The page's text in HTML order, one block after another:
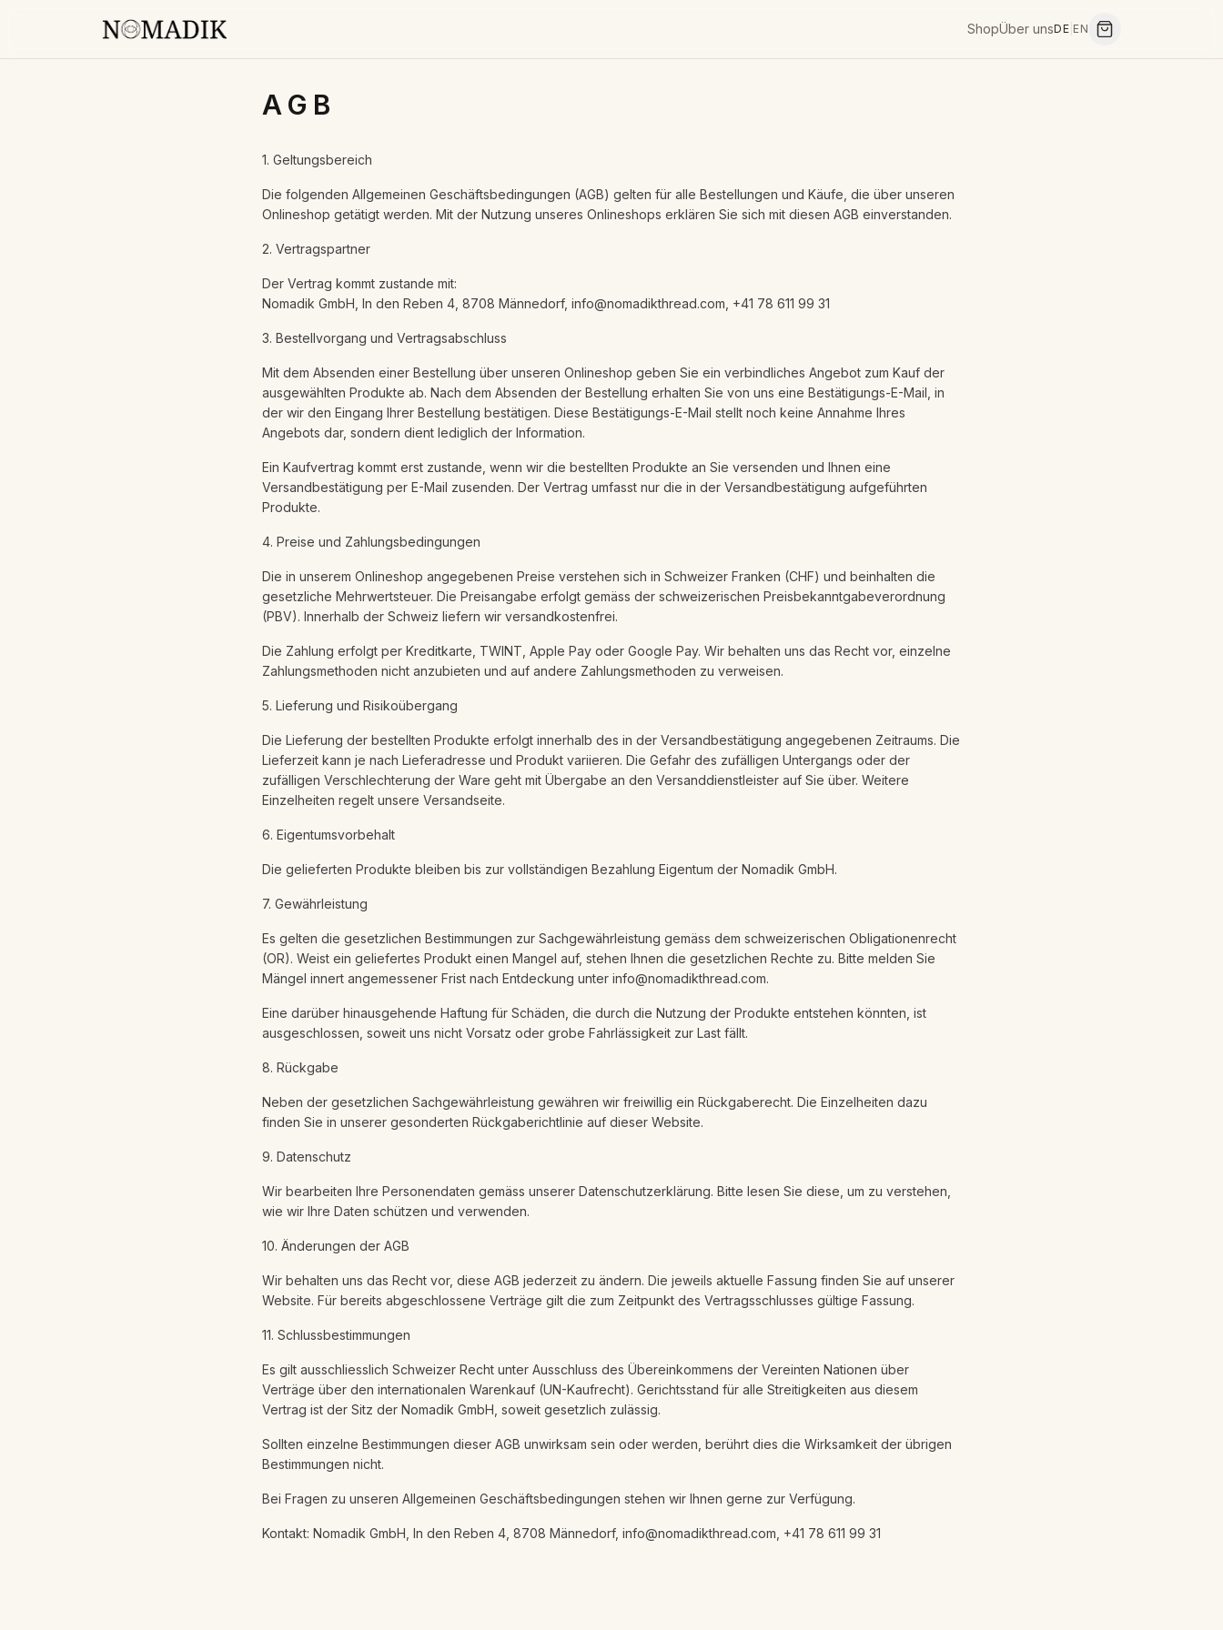
ShopÜber unsDE EN
AGB
1. Geltungsbereich
Die folgenden Allgemeinen Geschäftsbedingungen (AGB) gelten für alle Bestellungen und Käufe, die über unseren
Onlineshop getätigt werden. Mit der Nutzung unseres Onlineshops erklären Sie sich mit diesen AGB einverstanden.
2. Vertragspartner
Der Vertrag kommt zustande mit:
Nomadik GmbH, In den Reben 4, 8708 Männedorf, info@nomadikthread.com, +41 78 611 99 31
3. Bestellvorgang und Vertragsabschluss
Mit dem Absenden einer Bestellung über unseren Onlineshop geben Sie ein verbindliches Angebot zum Kauf der
ausgewählten Produkte ab. Nach dem Absenden der Bestellung erhalten Sie von uns eine Bestätigungs-E-Mail, in
der wir den Eingang Ihrer Bestellung bestätigen. Diese Bestätigungs-E-Mail stellt noch keine Annahme Ihres
Angebots dar, sondern dient lediglich der Information.
Ein Kaufvertrag kommt erst zustande, wenn wir die bestellten Produkte an Sie versenden und Ihnen eine
Versandbestätigung per E-Mail zusenden. Der Vertrag umfasst nur die in der Versandbestätigung aufgeführten
Produkte.
4. Preise und Zahlungsbedingungen
Die in unserem Onlineshop angegebenen Preise verstehen sich in Schweizer Franken (CHF) und beinhalten die
gesetzliche Mehrwertsteuer. Die Preisangabe erfolgt gemäss der schweizerischen Preisbekanntgabeverordnung
(PBV). Innerhalb der Schweiz liefern wir versandkostenfrei.
Die Zahlung erfolgt per Kreditkarte, TWINT, Apple Pay oder Google Pay. Wir behalten uns das Recht vor, einzelne
Zahlungsmethoden nicht anzubieten und auf andere Zahlungsmethoden zu verweisen.
5. Lieferung und Risikoübergang
Die Lieferung der bestellten Produkte erfolgt innerhalb des in der Versandbestätigung angegebenen Zeitraums. Die
Lieferzeit kann je nach Lieferadresse und Produkt variieren. Die Gefahr des zufälligen Untergangs oder der
zufälligen Verschlechterung der Ware geht mit Übergabe an den Versanddienstleister auf Sie über. Weitere
Einzelheiten regelt unsere Versandseite.
6. Eigentumsvorbehalt
Die gelieferten Produkte bleiben bis zur vollständigen Bezahlung Eigentum der Nomadik GmbH.
7. Gewährleistung
Es gelten die gesetzlichen Bestimmungen zur Sachgewährleistung gemäss dem schweizerischen Obligationenrecht
(OR). Weist ein geliefertes Produkt einen Mangel auf, stehen Ihnen die gesetzlichen Rechte zu. Bitte melden Sie
Mängel innert angemessener Frist nach Entdeckung unter info@nomadikthread.com.
Eine darüber hinausgehende Haftung für Schäden, die durch die Nutzung der Produkte entstehen könnten, ist
ausgeschlossen, soweit uns nicht Vorsatz oder grobe Fahrlässigkeit zur Last fällt.
8. Rückgabe
Neben der gesetzlichen Sachgewährleistung gewähren wir freiwillig ein Rückgaberecht. Die Einzelheiten dazu
finden Sie in unserer gesonderten Rückgaberichtlinie auf dieser Website.
9. Datenschutz
Wir bearbeiten Ihre Personendaten gemäss unserer Datenschutzerklärung. Bitte lesen Sie diese, um zu verstehen,
wie wir Ihre Daten schützen und verwenden.
10. Änderungen der AGB
Wir behalten uns das Recht vor, diese AGB jederzeit zu ändern. Die jeweils aktuelle Fassung finden Sie auf unserer
Website. Für bereits abgeschlossene Verträge gilt die zum Zeitpunkt des Vertragsschlusses gültige Fassung.
11. Schlussbestimmungen
Es gilt ausschliesslich Schweizer Recht unter Ausschluss des Übereinkommens der Vereinten Nationen über
Verträge über den internationalen Warenkauf (UN-Kaufrecht). Gerichtsstand für alle Streitigkeiten aus diesem
Vertrag ist der Sitz der Nomadik GmbH, soweit gesetzlich zulässig.
Sollten einzelne Bestimmungen dieser AGB unwirksam sein oder werden, berührt dies die Wirksamkeit der übrigen
Bestimmungen nicht.
Bei Fragen zu unseren Allgemeinen Geschäftsbedingungen stehen wir Ihnen gerne zur Verfügung.
Kontakt: Nomadik GmbH, In den Reben 4, 8708 Männedorf, info@nomadikthread.com, +41 78 611 99 31